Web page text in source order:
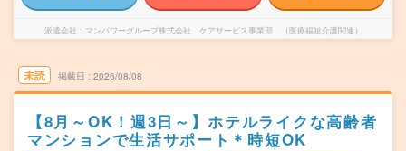
派遣会社 マンパワーグループ株式会社 ケアサービス事業部 （医療福祉介護関連）
未読 掲載日 2026/08/08
【8月～OK！週3日～】ホテルライクな高齢者
マンションで生活サポート＊時短OK